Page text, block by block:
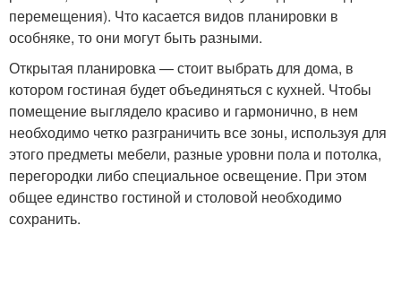
перемещения). Что касается видов планировки в
особняке, то они могут быть разными.
Открытая планировка — стоит выбрать для дома, в
котором гостиная будет объединяться с кухней. Чтобы
помещение выглядело красиво и гармонично, в нем
необходимо четко разграничить все зоны, используя для
этого предметы мебели, разные уровни пола и потолка,
перегородки либо специальное освещение. При этом
общее единство гостиной и столовой необходимо
сохранить.